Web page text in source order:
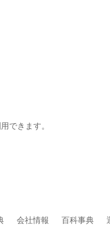
できます。
会社情報 百科事典